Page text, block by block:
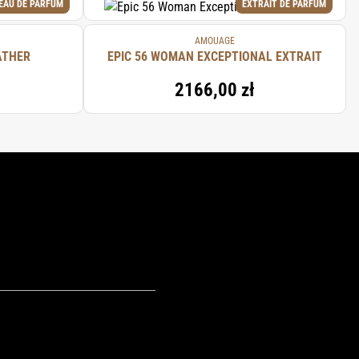
EAU DE PARFUM EXTRAIT DE PARFUM
AMOUAGE
EPIC 56 WOMAN EXCEPTIONAL EXTRAIT
2166,00 zł